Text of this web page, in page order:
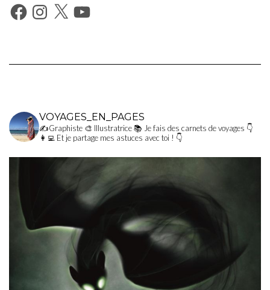
FacebookInstagram
X YouTube
VOYAGES_EN_PAGES
✍Graphiste 🎨 Illustratrice📚 Je fais des carnets de voyages 👇
👩‍💻 Et je partage mes astuces avec toi ! 👇